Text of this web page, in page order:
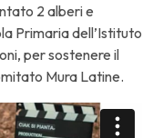
2 alberi e
Primaria dell’Istituto
per sostenere il
Mura Latine.